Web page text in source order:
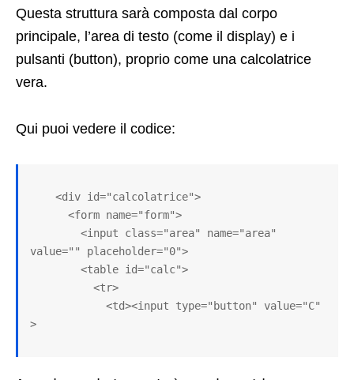
Questa struttura sarà composta dal corpo
principale, l’area di testo (come il display) e i
pulsanti (button), proprio come una calcolatrice
vera.
Qui puoi vedere il codice:
value="" placeholder="0">
>